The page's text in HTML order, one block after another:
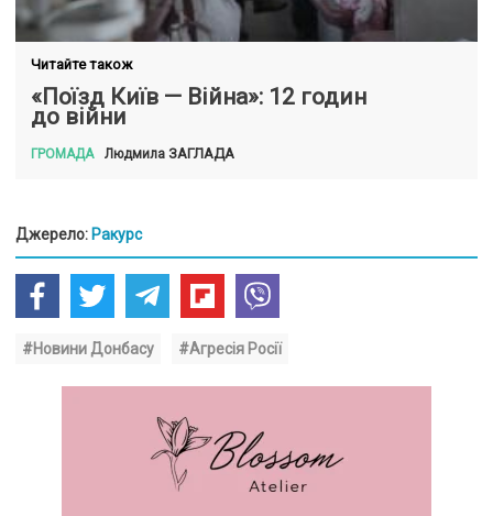
Читайте також
«Поїзд Київ — Війна»: 12 годин
до війни
ГРОМАДА Людмила ЗАГЛАДА
Джерело: Ракурс
#Новини Донбасу #Агресія Росії